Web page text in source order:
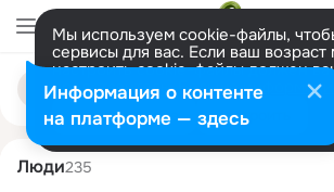
Мы используем cookie-файлы,
сервисы для вас. Если ваш возраст
настроить cookie-файлы должен
представитель. Больше
Разрешить все Настроить
Поиск
людям
nikolay sablin
Люди235
Информация о контенте
на платформе — здесь